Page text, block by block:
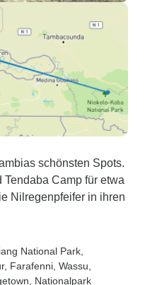
schönsten Spots.
Camp für etwa
Nilregenpfeifer in ihren
National Park
, Farafenni , Wassu
, Nationalpark